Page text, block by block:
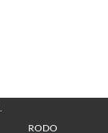
RODO